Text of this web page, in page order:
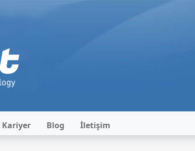
Kariyer Blog İletişim